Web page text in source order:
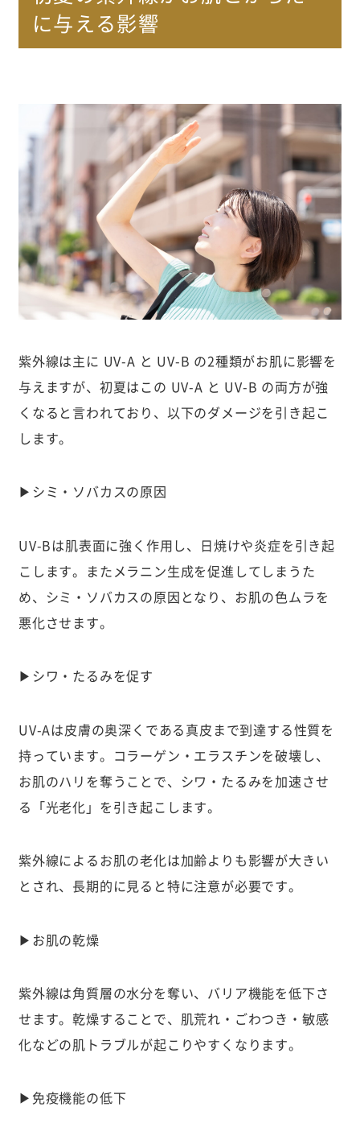
に与える影響
紫外線は主に UV-A と UV-B の2種類がお肌に影響を
与えますが、初夏はこの UV-A と UV-B の両方が強
くなると言われており、以下のダメージを引き起こ
します。
▶シミ・ソバカスの原因
UV-Bは肌表面に強く作用し、日焼けや炎症を引き起
こします。またメラニン生成を促進してしまうた
め、シミ・ソバカスの原因となり、お肌の色ムラを
悪化させます。
▶シワ・たるみを促す
UV-Aは皮膚の奥深くである真皮まで到達する性質を
持っています。コラーゲン・エラスチンを破壊し、
お肌のハリを奪うことで、シワ・たるみを加速させ
る「光老化」を引き起こします。
紫外線によるお肌の老化は加齢よりも影響が大きい
とされ、長期的に見ると特に注意が必要です。
▶お肌の乾燥
紫外線は角質層の水分を奪い、バリア機能を低下さ
せます。乾燥することで、肌荒れ・ごわつき・敏感
化などの肌トラブルが起こりやすくなります。
▶免疫機能の低下